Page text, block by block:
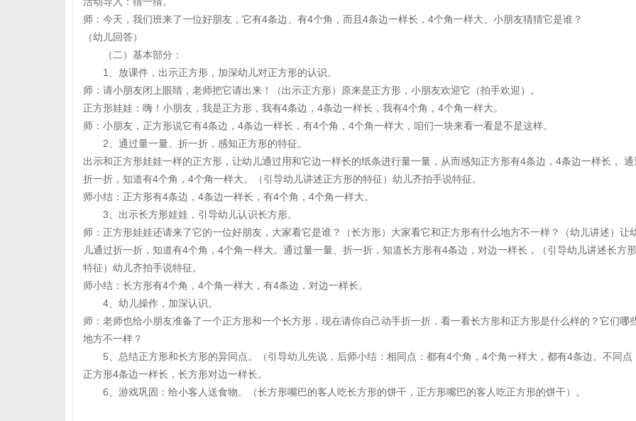
师：今天，我们班来了一位好朋友，它有4条边、有4个角，而且4条边一样长，4个角一样大。小朋友猜猜它是谁？
（幼儿回答）
（二）基本部分：
1、放课件，出示正方形，加深幼儿对正方形的认识。
师：请小朋友闭上眼睛，老师把它请出来！（出示正方形）原来是正方形，小朋友欢迎它（拍手欢迎）。
正方形娃娃：嗨！小朋友，我是正方形，我有4条边，4条边一样长，我有4个角，4个角一样大。
师：小朋友，正方形说它有4条边，4条边一样长，有4个角，4个角一样大，咱们一块来看一看是不是这样。
2、通过量一量、折一折，感知正方形的特征。
出示和正方形娃娃一样的正方形，让幼儿通过用和它边一样长的纸条进行量一量，从而感知正方形有4条边，4条边一样长， 通
折一折，知道有4个角，4个角一样大。（引导幼儿讲述正方形的特征）幼儿齐拍手说特征。
师小结：正方形有4条边，4条边一样长，有4个角，4个角一样大。
3、出示长方形娃娃，引导幼儿认识长方形。
师：正方形娃娃还请来了它的一位好朋友，大家看它是谁？（长方形）大家看它和正方形有什么地方不一样？（幼儿讲述）让
儿通过折一折，知道有4个角，4个角一样大。通过量一量、折一折，知道长方形有4条边，对边一样长，（引导幼儿讲述长方
特征）幼儿齐拍手说特征。
师小结：长方形有4个角，4个角一样大，有4条边，对边一样长。
4、幼儿操作，加深认识。
师：老师也给小朋友准备了一个正方形和一个长方形，现在请你自己动手折一折，看一看长方形和正方形是什么样的？它们哪
地方不一样？
5、总结正方形和长方形的异同点。（引导幼儿先说，后师小结：相同点：都有4个角，4个角一样大，都有4条边。不同点
正方形4条边一样长，长方形对边一样长。
6、游戏巩固：给小客人送食物。（长方形嘴巴的客人吃长方形的饼干，正方形嘴巴的客人吃正方形的饼干）。